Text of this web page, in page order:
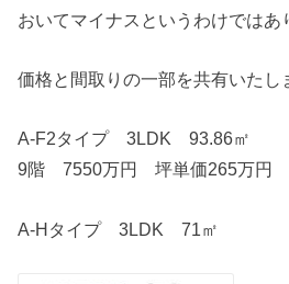
おいてマイナスというわけではあ
価格と間取りの一部を共有いたし
A-F2タイプ 3LDK 93.86㎡
9階 7550万円 坪単価265万円
A-Hタイプ 3LDK 71㎡